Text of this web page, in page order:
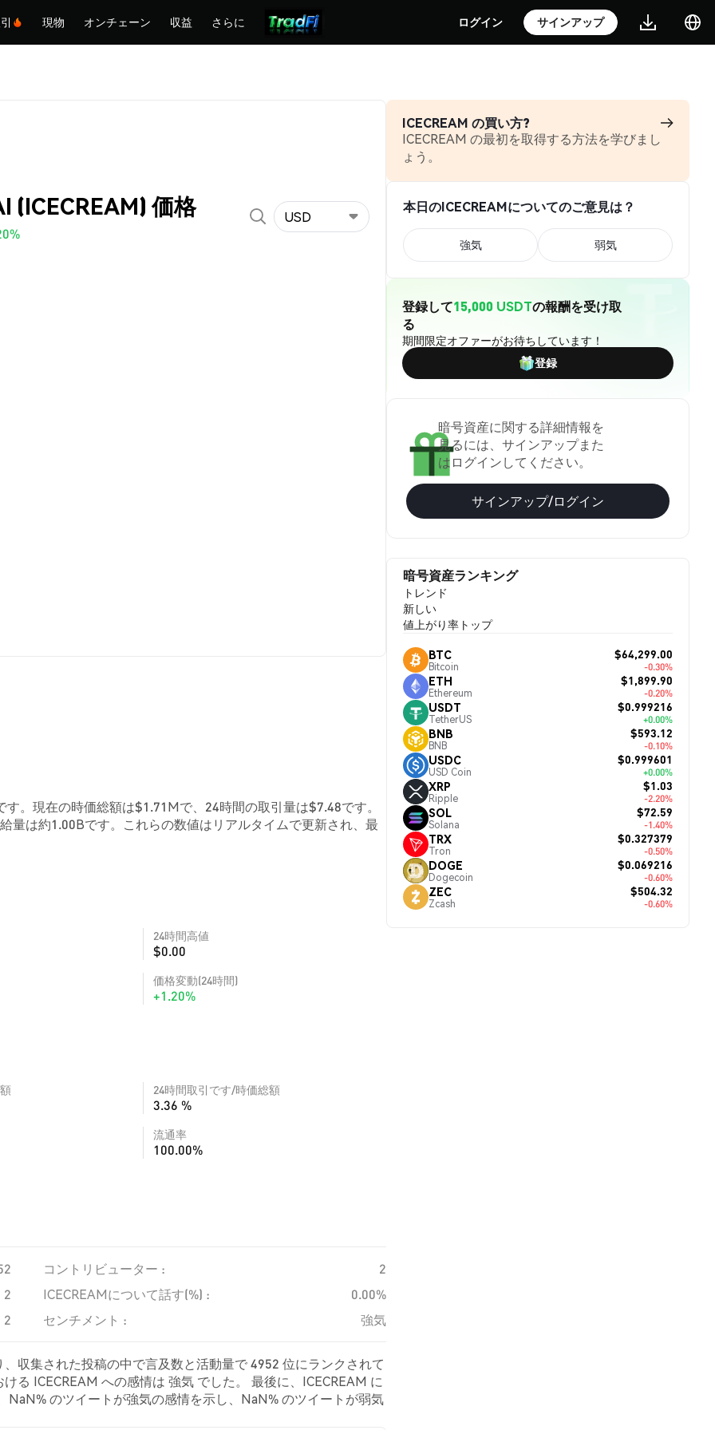
現物 オンチェーン 収益 さらに ログイン サインアップ
(ICECREAM) 価格 USD
。現在の時価総額は$1.71Mで、24時間の取引量は$7.48です。
量は約1.00Bです。これらの数値はリアルタイムで更新され、最
24時間高値
$0.00
価格変動(24時間)
+1.20%
24時間取引です/時価総額
3.36 %
流通率
100.00%
コントリビューター :
2
2 ICECREAMについて話す(%) :
0.00%
2 センチメント : 強気
収集された投稿の中で言及数と活動量で 4952 位にランクされて
る ICECREAM への感情は 強気 でした。 最後に、ICECREAM に
のツイートが強気の感情を示し、NaN% のツイートが弱気
ICECREAM の買い方?
ICECREAM の最初を取得する方法を学びまし
ょう。
本日のICECREAMについてのご意見は？
強気 弱気
登録して15,000 USDTの報酬を受け取
る
期間限定オファーがお待ちしています！
登録
暗号資産に関する詳細情報を
見るには、サインアップまた
はログインしてください。
サインアップ/ログイン
暗号資産ランキング
トレンド
新しい
値上がり率トップ
BTC
Bitcoin
$64,299.00
-0.30%
ETH
Ethereum
$1,899.90
-0.20%
USDT
TetherUS
$0.999216
+0.00%
BNB
BNB
$593.12
-0.10%
USDC
USD Coin
$0.999601
+0.00%
XRP
Ripple
$1.03
-2.20%
SOL
Solana
$72.59
-1.40%
TRX
Tron
$0.327379
-0.50%
DOGE
Dogecoin
$0.069216
-0.60%
ZEC
Zcash
$504.32
-0.60%